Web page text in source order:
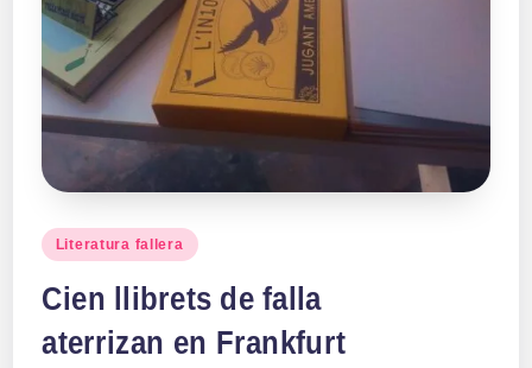
Publicado
Literatura fallera
Cien llibrets de falla
aterrizan en Frankfurt